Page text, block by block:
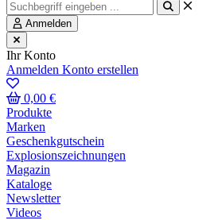
Anmelden
Ihr Konto
Anmelden Konto erstellen
0,00 €
Produkte
Marken
Geschenkgutschein
Explosionszeichnungen
Magazin
Kataloge
Newsletter
Videos